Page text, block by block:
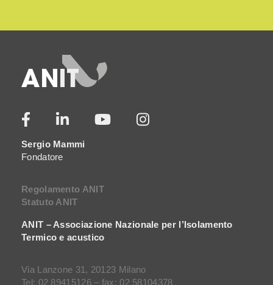
Sergio Mammi
Fondatore
Regolamento ANIT
Statuto ANIT
ANIT – Associazione Nazionale per l’Isolamento
Termico e acustico
Via Lanzone 31, 20123 Milano
Tel: 02 89415126 – fax: 02 58104378